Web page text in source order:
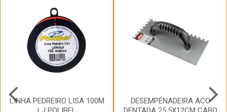
LINHA PEDREIRO LISA 100M
DESEMPENADEIRA ACO